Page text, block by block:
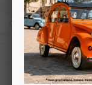
OU PAYER EN